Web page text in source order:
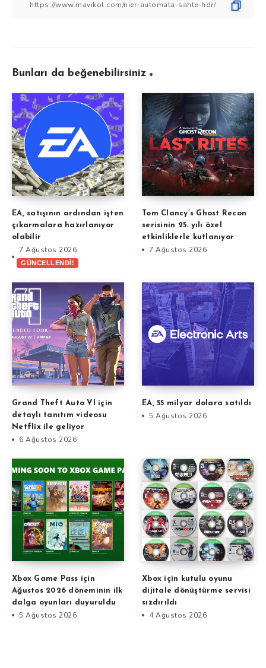
Bunları da beğenebilirsiniz
EA, satışının ardından işten
çıkarmalara hazırlanıyor
olabilir
7 Ağustos 2026
GÜNCELLENDİ!
Tom Clancy’s Ghost Recon
serisinin 25. yılı özel
etkinliklerle kutlanıyor
7 Ağustos 2026
Grand Theft Auto VI için
detaylı tanıtım videosu
Netflix ile geliyor
6 Ağustos 2026
EA, 55 milyar dolara satıldı
5 Ağustos 2026
Xbox Game Pass için
Ağustos 2026 döneminin ilk
dalga oyunları duyuruldu
5 Ağustos 2026
Xbox için kutulu oyunu
dijitale dönüştürme servisi
sızdırıldı
4 Ağustos 2026